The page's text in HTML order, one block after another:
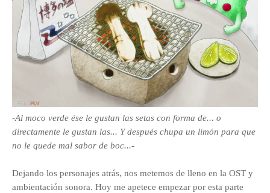
-Al moco verde ése le gustan las setas con forma de... o
directamente le gustan las... Y después chupa un limón para que
no le quede mal sabor de boc...-
Dejando los personajes atrás, nos metemos de lleno en la OST y
ambientación sonora. Hoy me apetece empezar por esta parte